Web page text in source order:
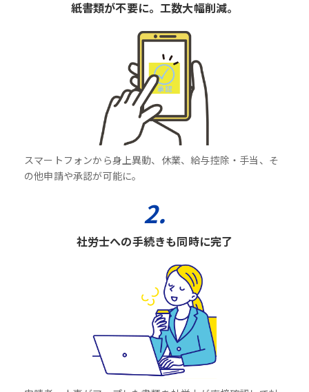
紙書類が不要に。工数大幅削減。
スマートフォンから身上異動、休業、給与控除・手当、そ
の他申請や承認が可能に。
2.
社労士への手続きも同時に完了